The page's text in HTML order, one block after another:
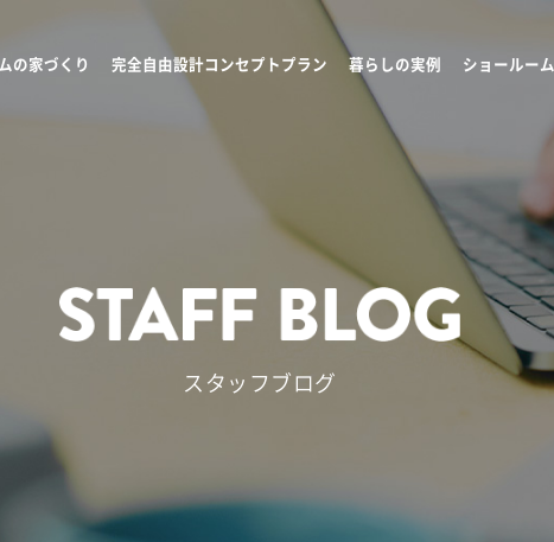
の家づくり 完全自由設計コンセプトプラン 暮らしの実例 ショールーム
スタッフブログ